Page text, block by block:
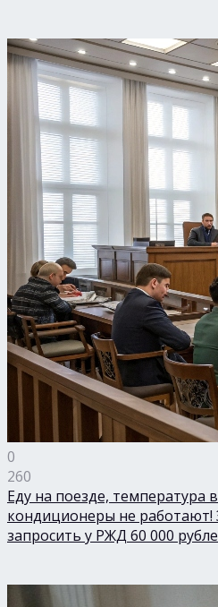
0
260
Еду на поезде, температура
кондиционеры не работают!
запросить у РЖД 60 000